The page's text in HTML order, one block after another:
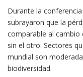
Durante la
subrayaron que la
comparable al cambio
sin el otro. Sectores
mundial son
biodiversidad.